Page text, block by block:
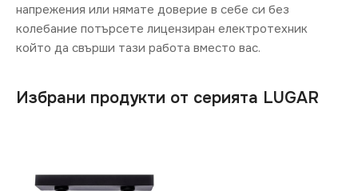
напрежения или нямате доверие в себе си без
колебание потърсете лицензиран електротехник
който да свърши тази работа вместо вас.
Избрани продукти от серията LUGAR